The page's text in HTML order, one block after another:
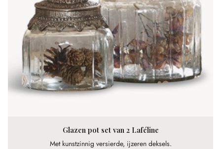
Glazen pot set van 2 Laféline
Met kunstzinnig versierde, ijzeren deksels.